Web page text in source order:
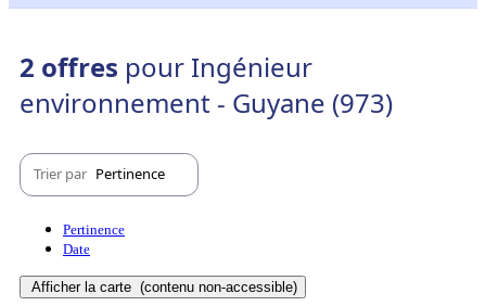
2 offres pour Ingénieur
environnement - Guyane (973)
Trier par Pertinence
Pertinence
Date
Afficher la carte (contenu non-accessible)